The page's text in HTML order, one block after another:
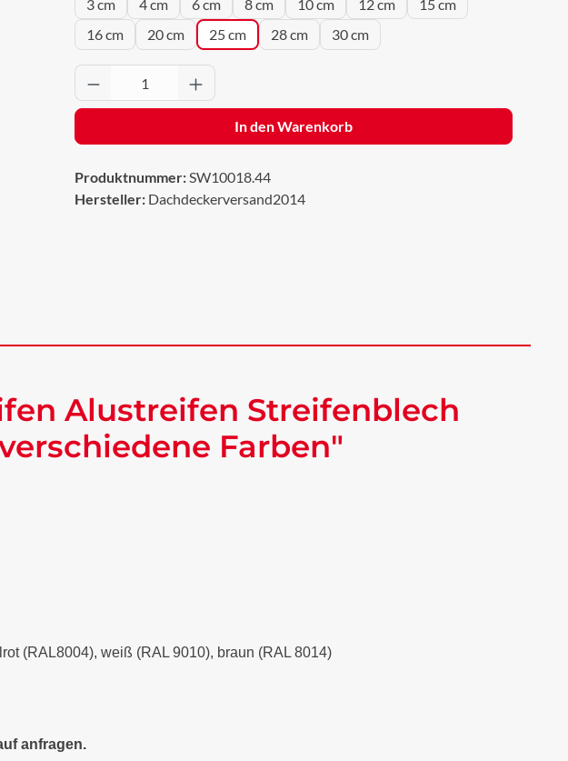
3 cm 4 cm 6 cm 8 cm 10 cm 12 cm
15 cm
16 cm
20 cm 25 cm 28 cm 30 cm
Produkt Anzahl: Gib den gewünschten Wert ein
In den Warenkorb
Produktnummer:SW10018.44
Hersteller: Dachdeckerversand2014
Alustreifen Streifenblech
Farben"
(RAL8004), weiß (RAL 9010), braun (RAL 8014)
anfragen.